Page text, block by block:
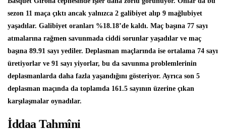
sezon 11 maça çıktı ancak yalnızca 2 galibiyet alıp 9 mağlubiyet
yaşadılar. Galibiyet oranları %18.18’de kaldı. Maç başına 77 sayı
atmalarına rağmen savunmada ciddi sorunlar yaşadılar ve maç
başına 89.91 sayı yediler. Deplasman maçlarında ise ortalama 74 sayı
üretiyorlar ve 91 sayı yiyorlar, bu da savunma problemlerinin
deplasmanlarda daha fazla yaşandığını gösteriyor. Ayrıca son 5
deplasman maçında da toplamda 161.5 sayının üzerine çıkan
karşılaşmalar oynadılar.
İddaa Tahmîni